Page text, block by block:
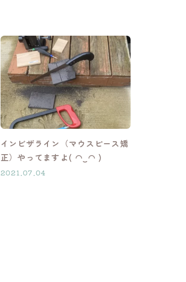
インビザライン（マウスピース矯
正）やってますよ( ◠‿◠ )
2021.07.04